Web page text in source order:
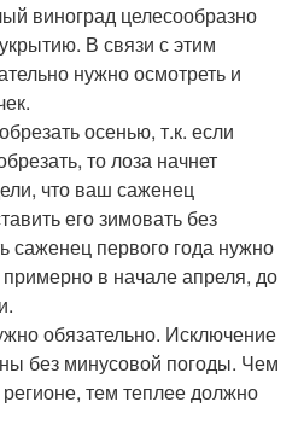
виноград целесообразно
В связи с этим
нужно осмотреть и
осенью, т.к. если
то лоза начнет
что ваш саженец
его зимовать без
саженец первого года нужно
в начале апреля, до
обязательно. Исключение
без минусовой погоды. Чем
тем теплее должно